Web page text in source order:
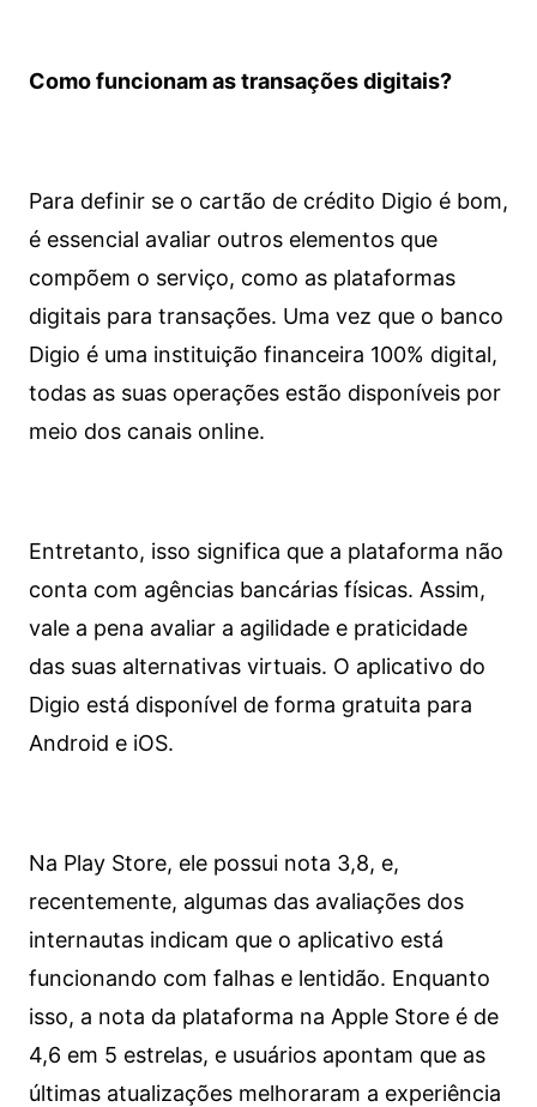
Como funcionam as transações digitais?
Para definir se o cartão de crédito Digio é bom,
é essencial avaliar outros elementos que
compõem o serviço, como as plataformas
digitais para transações. Uma vez que o banco
Digio é uma instituição financeira 100% digital,
todas as suas operações estão disponíveis por
meio dos canais online.
Entretanto, isso significa que a plataforma não
conta com agências bancárias físicas. Assim,
vale a pena avaliar a agilidade e praticidade
das suas alternativas virtuais. O aplicativo do
Digio está disponível de forma gratuita para
Android e iOS.
Na Play Store, ele possui nota 3,8, e,
recentemente, algumas das avaliações dos
internautas indicam que o aplicativo está
funcionando com falhas e lentidão. Enquanto
isso, a nota da plataforma na Apple Store é de
4,6 em 5 estrelas, e usuários apontam que as
últimas atualizações melhoraram a experiência